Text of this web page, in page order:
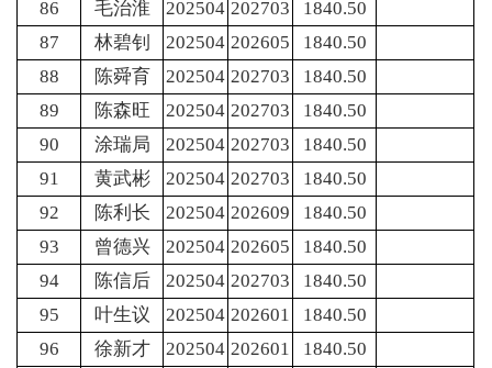
86 毛治淮 202504 202703
1840.50
87
林碧钊 202504 202605
1840.50
88
陈舜育 202504 202703
1840.50
89
陈森旺 202504 202703
1840.50
90
涂瑞局 202504 202703
1840.50
91
黄武彬 202504 202703
1840.50
92
陈利长 202504 202609
1840.50
93
曾德兴 202504 202605
1840.50
94
陈信后 202504 202703
1840.50
95
叶生议 202504 202601
1840.50
96
徐新才 202504 202601
1840.50